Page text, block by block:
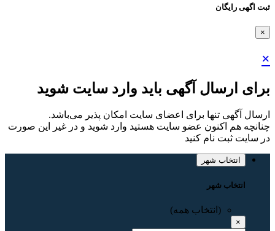
ثبت اگهی رایگان
×
×
برای ارسال آگهی باید وارد سایت شوید
ارسال آگهی تنها برای اعضای سایت امکان پذیر می‌باشد.
چنانچه هم‌ اکنون عضو سایت هستید وارد شوید و در غیر این صورت
در سایت ثبت نام کنید
انتخاب شهر
انتخاب شهر
(انتخاب همه)
×